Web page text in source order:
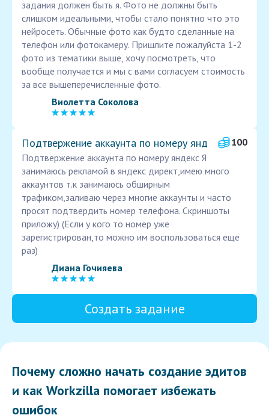
задания должен быть я. Фото не должны быть
слишком идеальными, чтобы стало понятно что это
нейросеть. Обычные фото как будто сделанные на
телефон или фотокамеру. Пришлите пожалуйста 1-2
фото из тематики выше, хочу посмотреть, что
вообще получается и мы с вами согласуем стоимость
за все вышеперечисленные фото.
Виолетта Соколова
Подтвержение аккаунта по номеру янд
100
Подтвержение аккаунта по номеру яндекс Я
занимаюсь рекламой в яндекс директ,имею много
аккаунтов т.к занимаюсь обширным
трафиком,заливаю через многие аккаунты и часто
просят подтвердить номер телефона. Скриншоты
приложу) (Если у кого то номер уже
зарегистрирован,то можно им воспользоваться еще
раз)
Диана Гочияева
Создать задание
Почему сложно начать создание эдитов
и как Workzilla помогает избежать
ошибок